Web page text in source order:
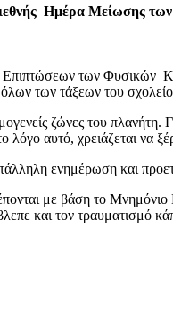
Ημέρα Μείωσης
των Φυσικών
των τάξεων του
ζώνες του
αυτό, χρειάζεται να
ενημέρωση και
με βάση το
και τον τραυματισμό